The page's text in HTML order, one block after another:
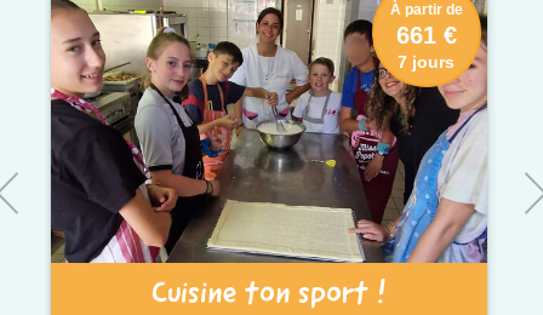
Cuisine ton sport !
À partir de
661 €
7 jours